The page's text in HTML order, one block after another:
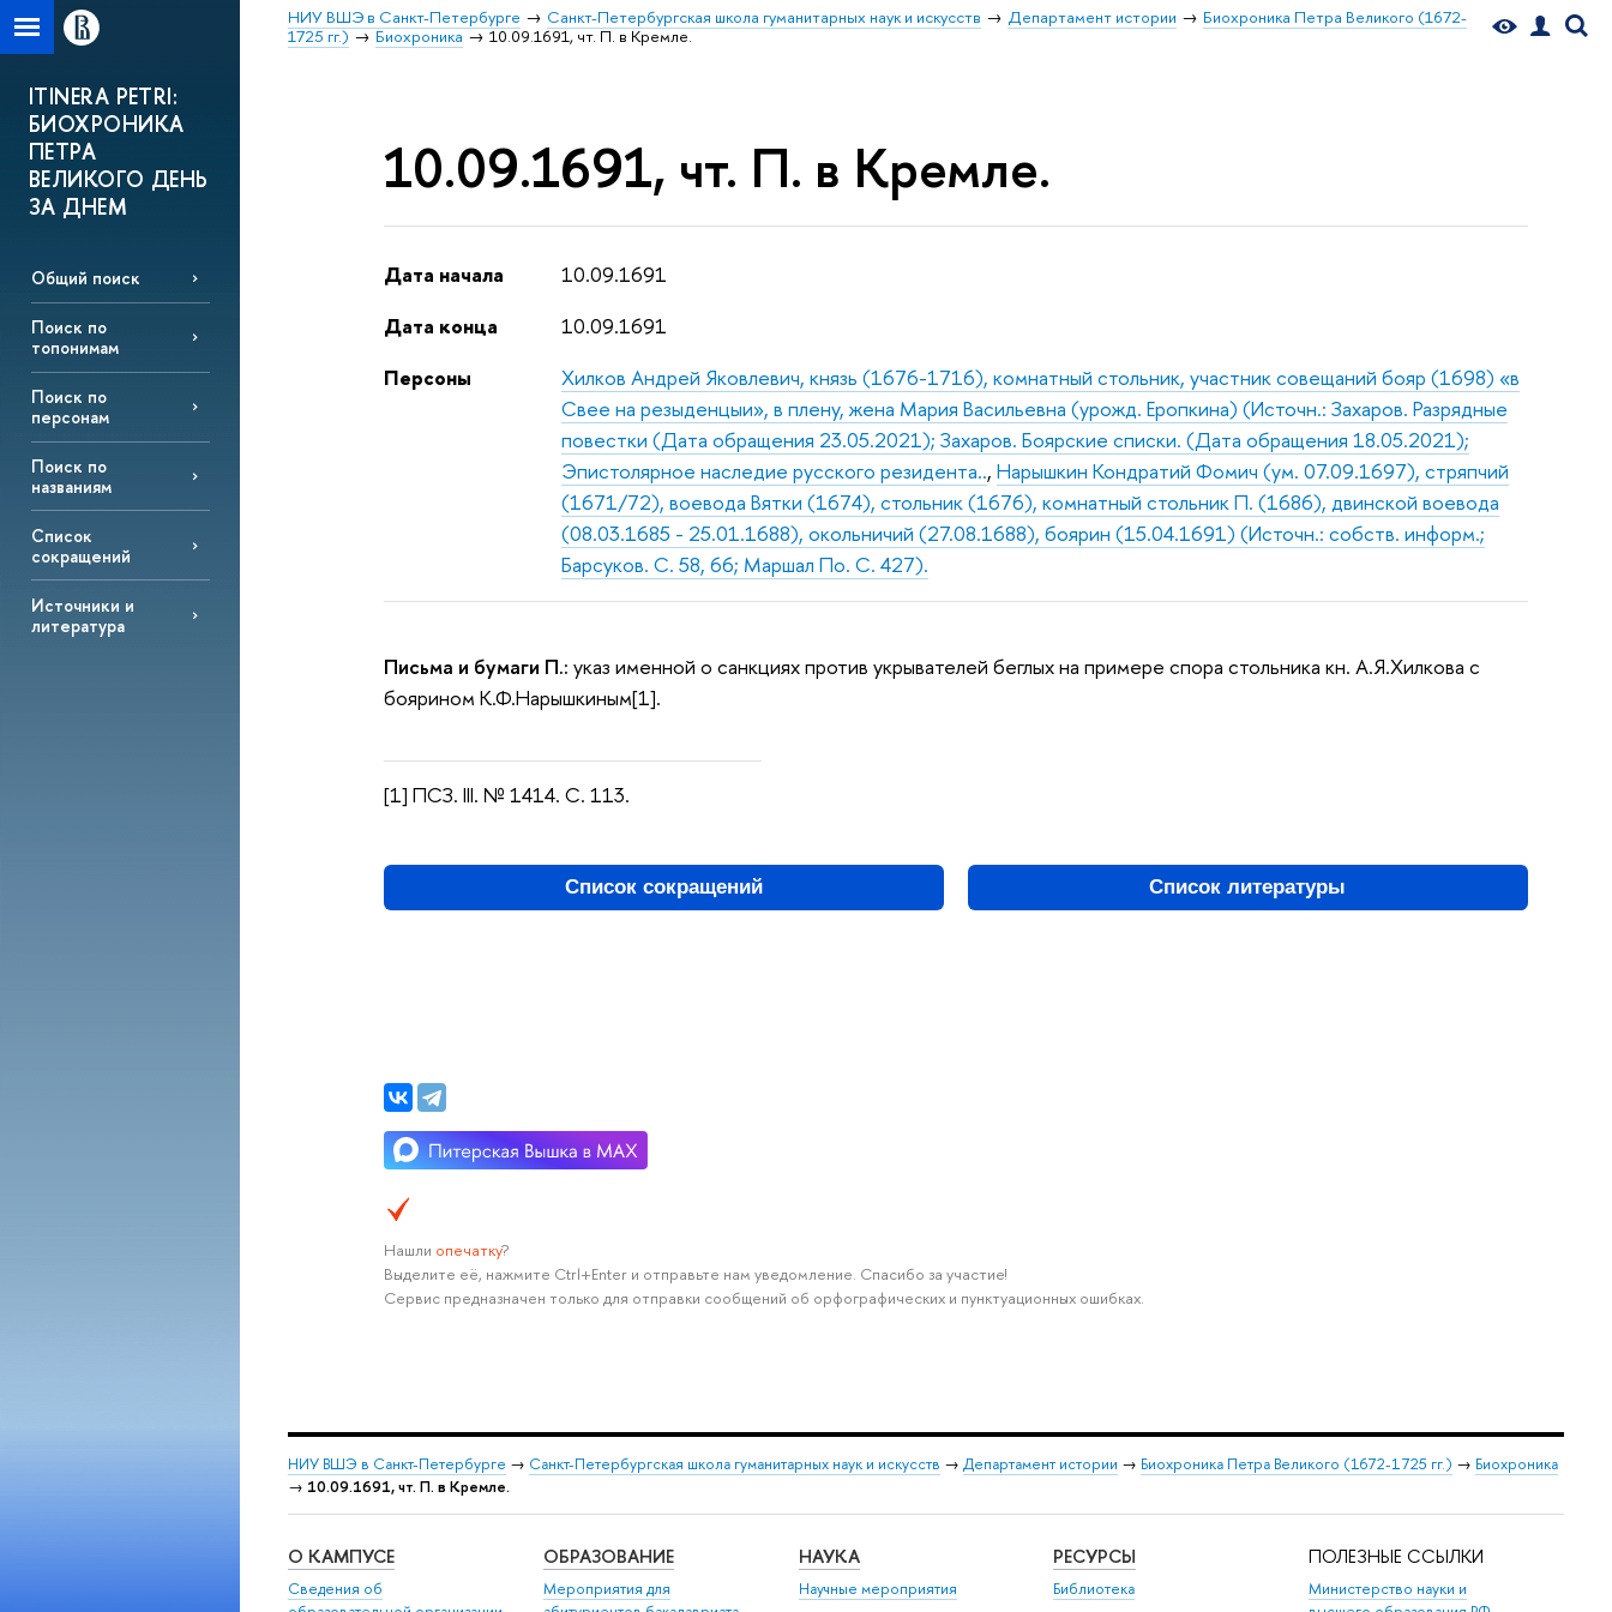
НИУ ВШЭ в Санкт-Петербурге Санкт-Петербургская школа гуманитарных наук и искусств Департамент истории
Биохроника Петра Великого (1672-
1725 гг.)
Биохроника 10.09.1691, чт. П. в Кремле.
ITINERA PETRI:
БИОХРОНИКА
ПЕТРА
ВЕЛИКОГО ДЕНЬ
ЗА ДНЕМ
Общий поиск
Поиск по
топонимам
Поиск по
персонам
Поиск по
названиям
Список
сокращений
Источники и
литература
10.09.1691, чт. П. в Кремле.
Дата начала
10.09.1691
Дата конца
10.09.1691
Персоны
Хилков Андрей Яковлевич, князь (1676-1716), комнатный стольник, участник совещаний бояр (1698) «в
Свее на резыденцыи», в плену, жена Мария Васильевна (урожд. Еропкина) (Источн.: Захаров. Разрядные
повестки (Дата обращения 23.05.2021); Захаров. Боярские списки. (Дата обращения 18.05.2021);
Эпистолярное наследие русского резидента..,Нарышкин Кондратий Фомич (ум. 07.09.1697), стряпчий
(1671/72), воевода Вятки (1674), стольник (1676), комнатный стольник П. (1686), двинской воевода
(08.03.1685 - 25.01.1688), окольничий (27.08.1688), боярин (15.04.1691) (Источн.: собств. информ.;
Барсуков. С. 58, 66; Маршал По. С. 427).
Письма и бумаги П.: указ именной о санкциях против укрывателей беглых на примере спора стольника кн. А.Я.Хилкова с
боярином К.Ф.Нарышкиным[1].
[1] ПСЗ. III. № 1414. С. 113.
Список сокращений Список литературы
Нашли опечатку?
Выделите её, нажмите Ctrl+Enter и отправьте нам уведомление. Спасибо за участие!
Сервис предназначен только для отправки сообщений об орфографических и пунктуационных ошибках.
НИУ ВШЭ в Санкт-Петербурге → Санкт-Петербургская школа гуманитарных наук и искусств → Департамент истории → Биохроника Петра Великого (1672-1725 гг.) → Биохроника
→ 10.09.1691, чт. П. в Кремле.
О КАМПУСЕ
Сведения об
ОБРАЗОВАНИЕ
Мероприятия для
НАУКА
Научные мероприятия
РЕСУРСЫ
Библиотека
ПОЛЕЗНЫЕ ССЫЛКИ
Министерство науки и